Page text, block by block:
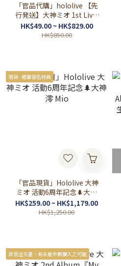
「官品代購」hololive 【先
行発送】大神ミオ 1st Live.
「Our Sparkle」ライブグッ
ズ 演唱會周邊🌲Mio
HK$49.00 ~ HK$829.00
HK$850.00
現貨 - 親筆簽名特典
「官品現貨」Hololive 大神
ミオ 活動6周年記念🌲大神
澪 Mio
HK$259.00 ~ HK$1,179.00
HK$1,250.00
非受注生產，有未能全數購入之可能